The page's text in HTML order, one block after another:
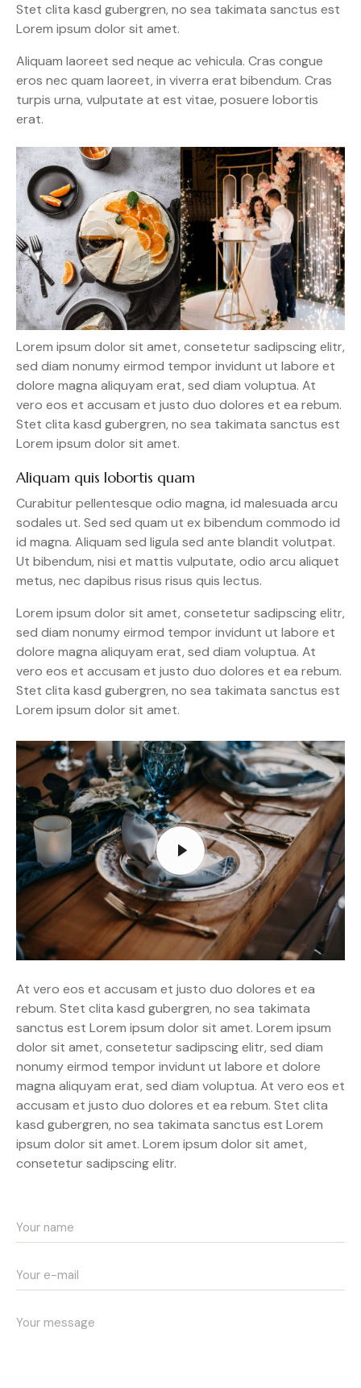
Stet clita kasd gubergren, no sea takimata sanctus est
Lorem ipsum dolor sit amet.
Aliquam laoreet sed neque ac vehicula. Cras congue
eros nec quam laoreet, in viverra erat bibendum. Cras
turpis urna, vulputate at est vitae, posuere lobortis
erat.
Lorem ipsum dolor sit amet, consetetur sadipscing elitr,
sed diam nonumy eirmod tempor invidunt ut labore et
dolore magna aliquyam erat, sed diam voluptua. At
vero eos et accusam et justo duo dolores et ea rebum.
Stet clita kasd gubergren, no sea takimata sanctus est
Lorem ipsum dolor sit amet.
Aliquam quis lobortis quam
Curabitur pellentesque odio magna, id malesuada arcu
sodales ut. Sed sed quam ut ex bibendum commodo id
id magna. Aliquam sed ligula sed ante blandit volutpat.
Ut bibendum, nisi et mattis vulputate, odio arcu aliquet
metus, nec dapibus risus risus quis lectus.
Lorem ipsum dolor sit amet, consetetur sadipscing elitr,
sed diam nonumy eirmod tempor invidunt ut labore et
dolore magna aliquyam erat, sed diam voluptua. At
vero eos et accusam et justo duo dolores et ea rebum.
Stet clita kasd gubergren, no sea takimata sanctus est
Lorem ipsum dolor sit amet.
At vero eos et accusam et justo duo dolores et ea
rebum. Stet clita kasd gubergren, no sea takimata
sanctus est Lorem ipsum dolor sit amet. Lorem ipsum
dolor sit amet, consetetur sadipscing elitr, sed diam
nonumy eirmod tempor invidunt ut labore et dolore
magna aliquyam erat, sed diam voluptua. At vero eos et
accusam et justo duo dolores et ea rebum. Stet clita
kasd gubergren, no sea takimata sanctus est Lorem
ipsum dolor sit amet. Lorem ipsum dolor sit amet,
consetetur sadipscing elitr.